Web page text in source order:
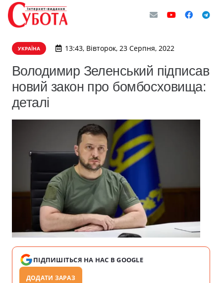
УКРАЇНА 13:43, Вівторок, 23 Серпня, 2022
Володимир Зеленський підписав
новий закон про бомбосховища:
деталі
ПІДПИШІТЬСЯ НА НАС В GOOGLE
ДОДАТИ ЗАРАЗ